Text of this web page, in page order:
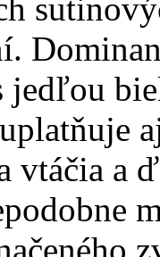
jedľou
vtáčia a